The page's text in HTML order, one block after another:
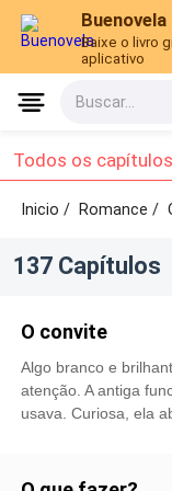
Buenovela
Baixe o livro
aplicativo
Buscar...
Inicio / Romance/
137 Capítulos
O convite
Algo branco e
atenção. A antiga
usava. Curiosa, ela
havia visto na
Você está convidada